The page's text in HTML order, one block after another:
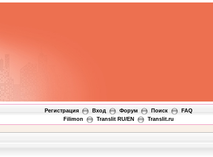
Регистрация Вход Форум Поиск
FAQ
Filimon
Translit RU/EN Translit.ru